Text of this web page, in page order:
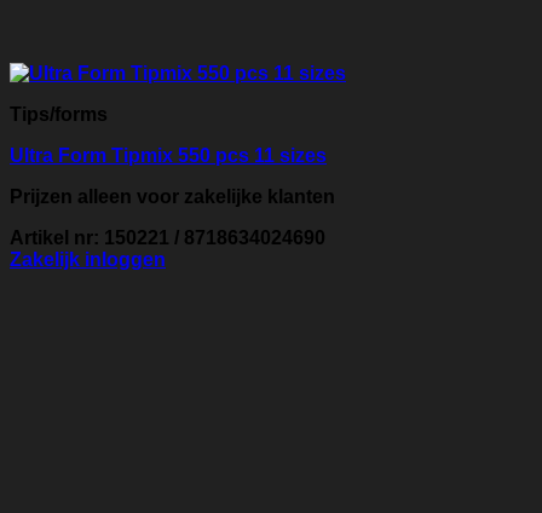
Tips/forms
Ultra Form Tipmix 550 pcs 11 sizes
Prijzen alleen voor zakelijke klanten
Artikel nr: 150221 / 8718634024690
Zakelijk inloggen